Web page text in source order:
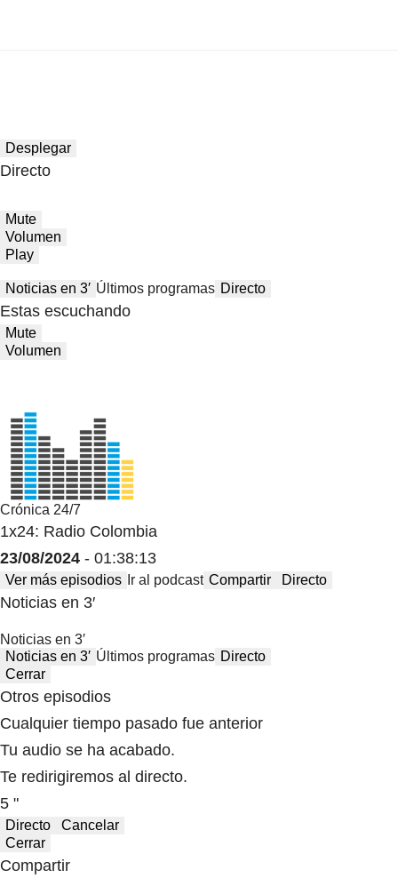
Desplegar
Directo
Mute
Volumen
Play
Noticias en 3′ Últimos programas Directo
Estas escuchando
Mute
Volumen
Crónica 24/7
1x24: Radio Colombia
23/08/2024 - 01:38:13
Ver más episodios Ir al podcast Compartir Directo
Noticias en 3′
Noticias en 3′
Noticias en 3′ Últimos programas Directo
Cerrar
Otros episodios
Cualquier tiempo pasado fue anterior
Tu audio se ha acabado.
Te redirigiremos al directo.
5 "
Directo
Cancelar
Cerrar
Compartir